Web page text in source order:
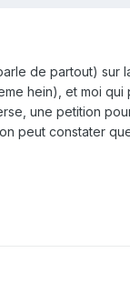
de partout) sur
hein), et moi qui
une petition
peut constater